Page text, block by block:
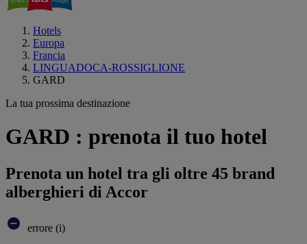
Hotels
Europa
Francia
LINGUADOCA-ROSSIGLIONE
GARD
La tua prossima destinazione
GARD : prenota il tuo hotel
Prenota un hotel tra gli oltre 45 brand
alberghieri di Accor
errore (i)